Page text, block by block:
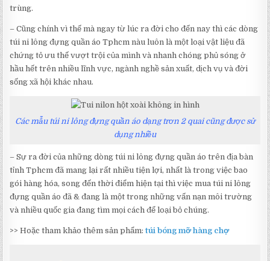
trùng.
– Cũng chính vì thế mà ngay từ lúc ra đời cho đến nay thì các dòng
túi ni lông đựng quần áo Tphcm nàu luôn là một loại vật liệu đã
chứng tỏ ưu thế vượt trội của mình và nhanh chóng phủ sóng ở
hầu hết trên nhiều lĩnh vực, ngành nghề sản xuất, dịch vụ và đời
sống xã hội khác nhau.
Các mẫu túi ni lông đựng quần áo dạng trơn 2 quai cũng được sử
dụng nhiều
– Sự ra đời của những dòng túi ni lông đựng quần áo trên địa bàn
tỉnh Tphcm đã mang lại rất nhiều tiện lợi, nhất là trong việc bao
gói hàng hóa, song đến thời điểm hiện tại thì việc mua túi ni lông
đựng quần áo đã & đang là một trong những vấn nạn môi trường
và nhiều quốc gia đang tìm mọi cách để loại bỏ chúng.
>> Hoặc tham khảo thêm sản phẩm:túi bóng mỡ hàng chợ